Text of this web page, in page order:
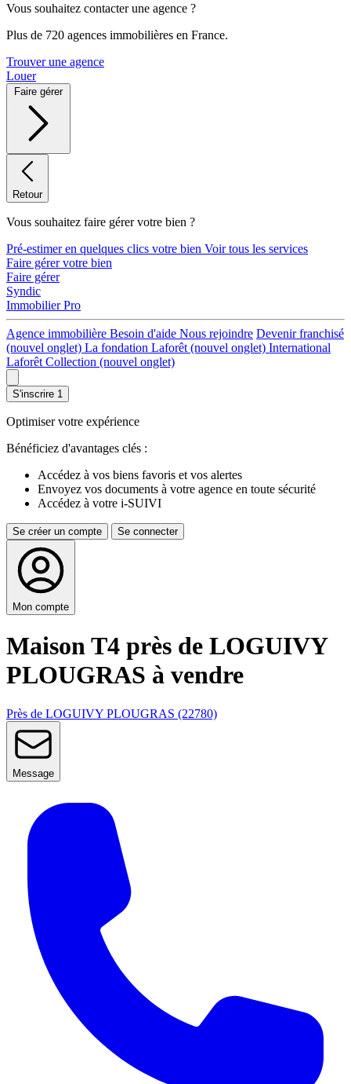
Vous souhaitez contacter une agence ?
Plus de 720 agences immobilières en France.
Trouver une agence
Louer
Faire gérer
Retour
Vous souhaitez faire gérer votre bien ?
Pré-estimer en quelques clics votre bien Voir tous les services
Faire gérer votre bien
Faire gérer
Syndic
Immobilier Pro
Agence immobilière Besoin d'aide Nous rejoindre Devenir franchisé
(nouvel onglet) La fondation Laforêt (nouvel onglet) International
Laforêt Collection (nouvel onglet)
S'inscrire 1
Optimiser votre expérience
Bénéficiez d'avantages clés :
Accédez à vos biens favoris et vos alertes
Envoyez vos documents à votre agence en toute sécurité
Accédez à votre i-SUIVI
Se créer un compte Se connecter
Mon compte
Maison T4 près de LOGUIVY
PLOUGRAS à vendre
Près de LOGUIVY PLOUGRAS (22780)
Message